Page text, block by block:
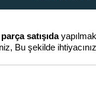
parça satışıda
Bu şekilde